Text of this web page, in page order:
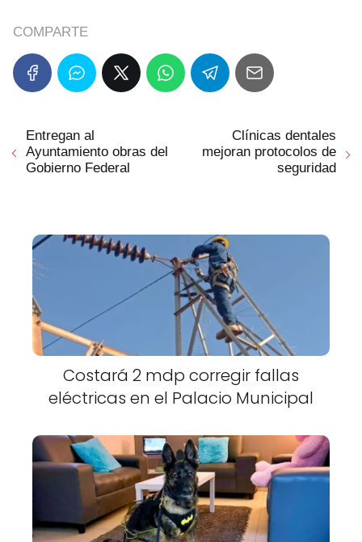
COMPARTE
Entregan al
Ayuntamiento obras del
Gobierno Federal
Clínicas dentales
mejoran protocolos de
seguridad
Costará 2 mdp corregir fallas
eléctricas en el Palacio Municipal